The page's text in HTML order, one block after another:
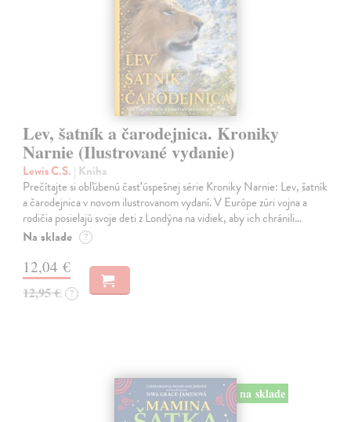
Lev, šatník a čarodejnica. Kroniky
Narnie (Ilustrované vydanie)
Lewis C.S. | Kniha
Prečítajte si obľúbenú časť úspešnej série Kroniky Narnie: Lev, šatník
a čarodejnica v novom ilustrovanom vydaní. V Európe zúri vojna a
rodičia posielajú svoje deti z Londýna na vidiek, aby ich chránili…
Na sklade ?
12,04 €
12,95 € ?
na sklade